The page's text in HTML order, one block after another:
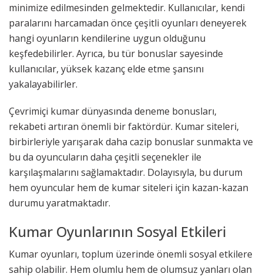
minimize edilmesinden gelmektedir. Kullanıcılar, kendi
paralarını harcamadan önce çeşitli oyunları deneyerek
hangi oyunların kendilerine uygun olduğunu
keşfedebilirler. Ayrıca, bu tür bonuslar sayesinde
kullanıcılar, yüksek kazanç elde etme şansını
yakalayabilirler.
Çevrimiçi kumar dünyasında deneme bonusları,
rekabeti artıran önemli bir faktördür. Kumar siteleri,
birbirleriyle yarışarak daha cazip bonuslar sunmakta ve
bu da oyuncuların daha çeşitli seçenekler ile
karşılaşmalarını sağlamaktadır. Dolayısıyla, bu durum
hem oyuncular hem de kumar siteleri için kazan-kazan
durumu yaratmaktadır.
Kumar Oyunlarının Sosyal Etkileri
Kumar oyunları, toplum üzerinde önemli sosyal etkilere
sahip olabilir. Hem olumlu hem de olumsuz yanları olan